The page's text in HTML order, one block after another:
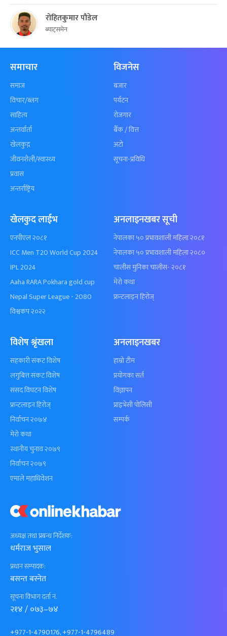
रोहितकुमार पौडेल
ब्याट्समेन
अध्यक्ष तथा प्रबन्ध निर्देशक:
धर्मराज भुसाल
प्रधान सम्पादक:
बसन्त बस्नेत
सूचना विभाग दर्ता नं.
२१४ / ०७३–७४
+977-1-4790176, +977-1-4796489
समाचार
समाज
विचार/ब्लग
साहित्य
अन्तर्वार्ता
खेलकुद़़
जीवनशैली/स्वास्थ्य
प्रवास
अन्तर्राष्ट्रिय
विजनेस
बजार
पर्यटन
रोजगार
बैँक / वित्त
अटो
सूचना-प्रविधि
खेलकुद लाईभ
एनपीएल २०८१
ICC Men T20 World Cup 2024
IPL 2024
Aaha RARA Pokhara gold cup
Nepal Super League - 2080
विश्वकप २०२२
अनलाइनखबर सूची
नेपालका ५० प्रभावशाली महिला २०८१
नेपालका ५० प्रभावशाली महिला २०८०
चालीस मुनिका चालीस- २०८१
मेरो कथा
फ्रन्टलाइन हिरोज्
विशेष श्रृंखला
सहकारी संकट विशेष
लगुबित्त संकट विशेष
संसद विघटन विशेष
फ्रन्टलाइन हिरोज्
निर्वाचन २०७४
मेरो कथा
स्थानीय चुनाव २०७९
निर्वाचन २०७९
एमाले महाधिवेशन
अनलाइनखबर
हाम्रो टीम
प्रयोगका सर्त
विज्ञापन
प्राइभेसी पोलिसी
सम्पर्क